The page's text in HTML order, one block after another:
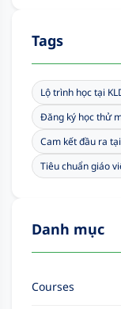
Tags
Lộ trình học tại
Đăng ký học thử
Cam kết đầu ra
Tiêu chuẩn giáo
Danh mục
Courses